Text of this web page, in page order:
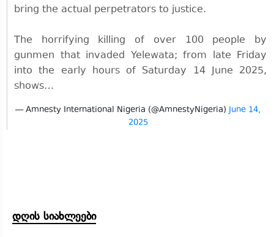
bring the actual perpetrators to justice.
The horrifying killing of over 100 people by
gunmen that invaded Yelewata; from late Friday
into the early hours of Saturday 14 June 2025,
shows…
— Amnesty International Nigeria (@AmnestyNigeria) June 14,
2025
დღის სიახლეები